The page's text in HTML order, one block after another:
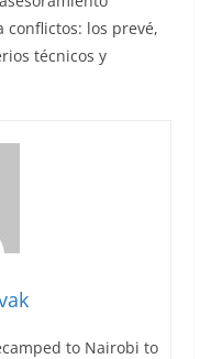
conflictos: los prevé,
técnicos y
to Nairobi to